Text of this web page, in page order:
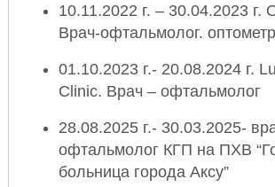
10.11.2022 г. – 30.04.2023 г.
Врач-офтальмолог.
01.10.2023 г.- 20.08.2024 г.
Clinic. Врач – офтальмолог
28.08.2025 г.- 30.03.2025-
офтальмолог КГП на ПХВ
больница города Аксу”